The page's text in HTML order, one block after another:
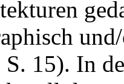
S. 15). In